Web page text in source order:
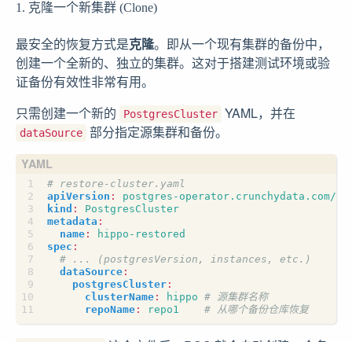
1. 克隆一个新集群 (Clone)
最安全的恢复方式是克隆。即从一个现有集群的备份中，
创建一个全新的、独立的集群。这对于搭建测试环境或验
证备份有效性非常有用。
只需创建一个新的
PostgresCluster YAML，并在
dataSource 部分指定源集群和备份。
# restore-cluster.yaml
apiVersion :
postgres-operator.crunchydata.com/
kind :
PostgresCluster
metadata :
name :
hippo-restored
spec :
# ... (postgresVersion, instances, etc.)
dataSource :
postgresCluster :
clusterName : hippo # 源集群名称
repoName : repo1 # 从哪个备份仓库恢复